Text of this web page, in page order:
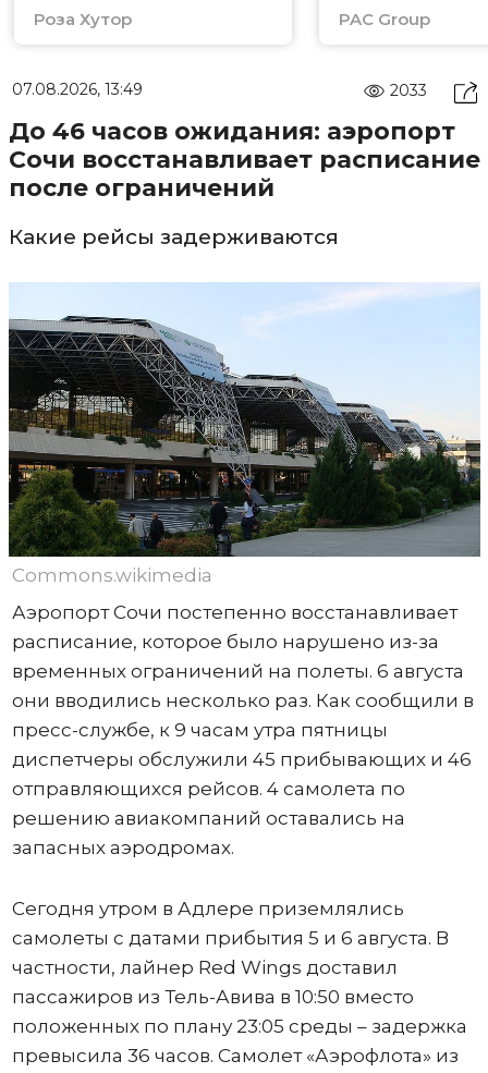
Роза Хутор PAC Group
07.08.2026, 13:49 2033
До 46 часов ожидания: аэропорт
Сочи восстанавливает расписание
после ограничений
Какие рейсы задерживаются
Commons.wikimedia
Аэропорт Сочи постепенно восстанавливает
расписание, которое было нарушено из-за
временных ограничений на полеты. 6 августа
они вводились несколько раз. Как сообщили в
пресс-службе, к 9 часам утра пятницы
диспетчеры обслужили 45 прибывающих и 46
отправляющихся рейсов. 4 самолета по
решению авиакомпаний оставались на
запасных аэродромах.
Сегодня утром в Адлере приземлялись
самолеты с датами прибытия 5 и 6 августа. В
частности, лайнер Red Wings доставил
пассажиров из Тель-Авива в 10:50 вместо
положенных по плану 23:05 среды – задержка
превысила 36 часов. Самолет «Аэрофлота» из